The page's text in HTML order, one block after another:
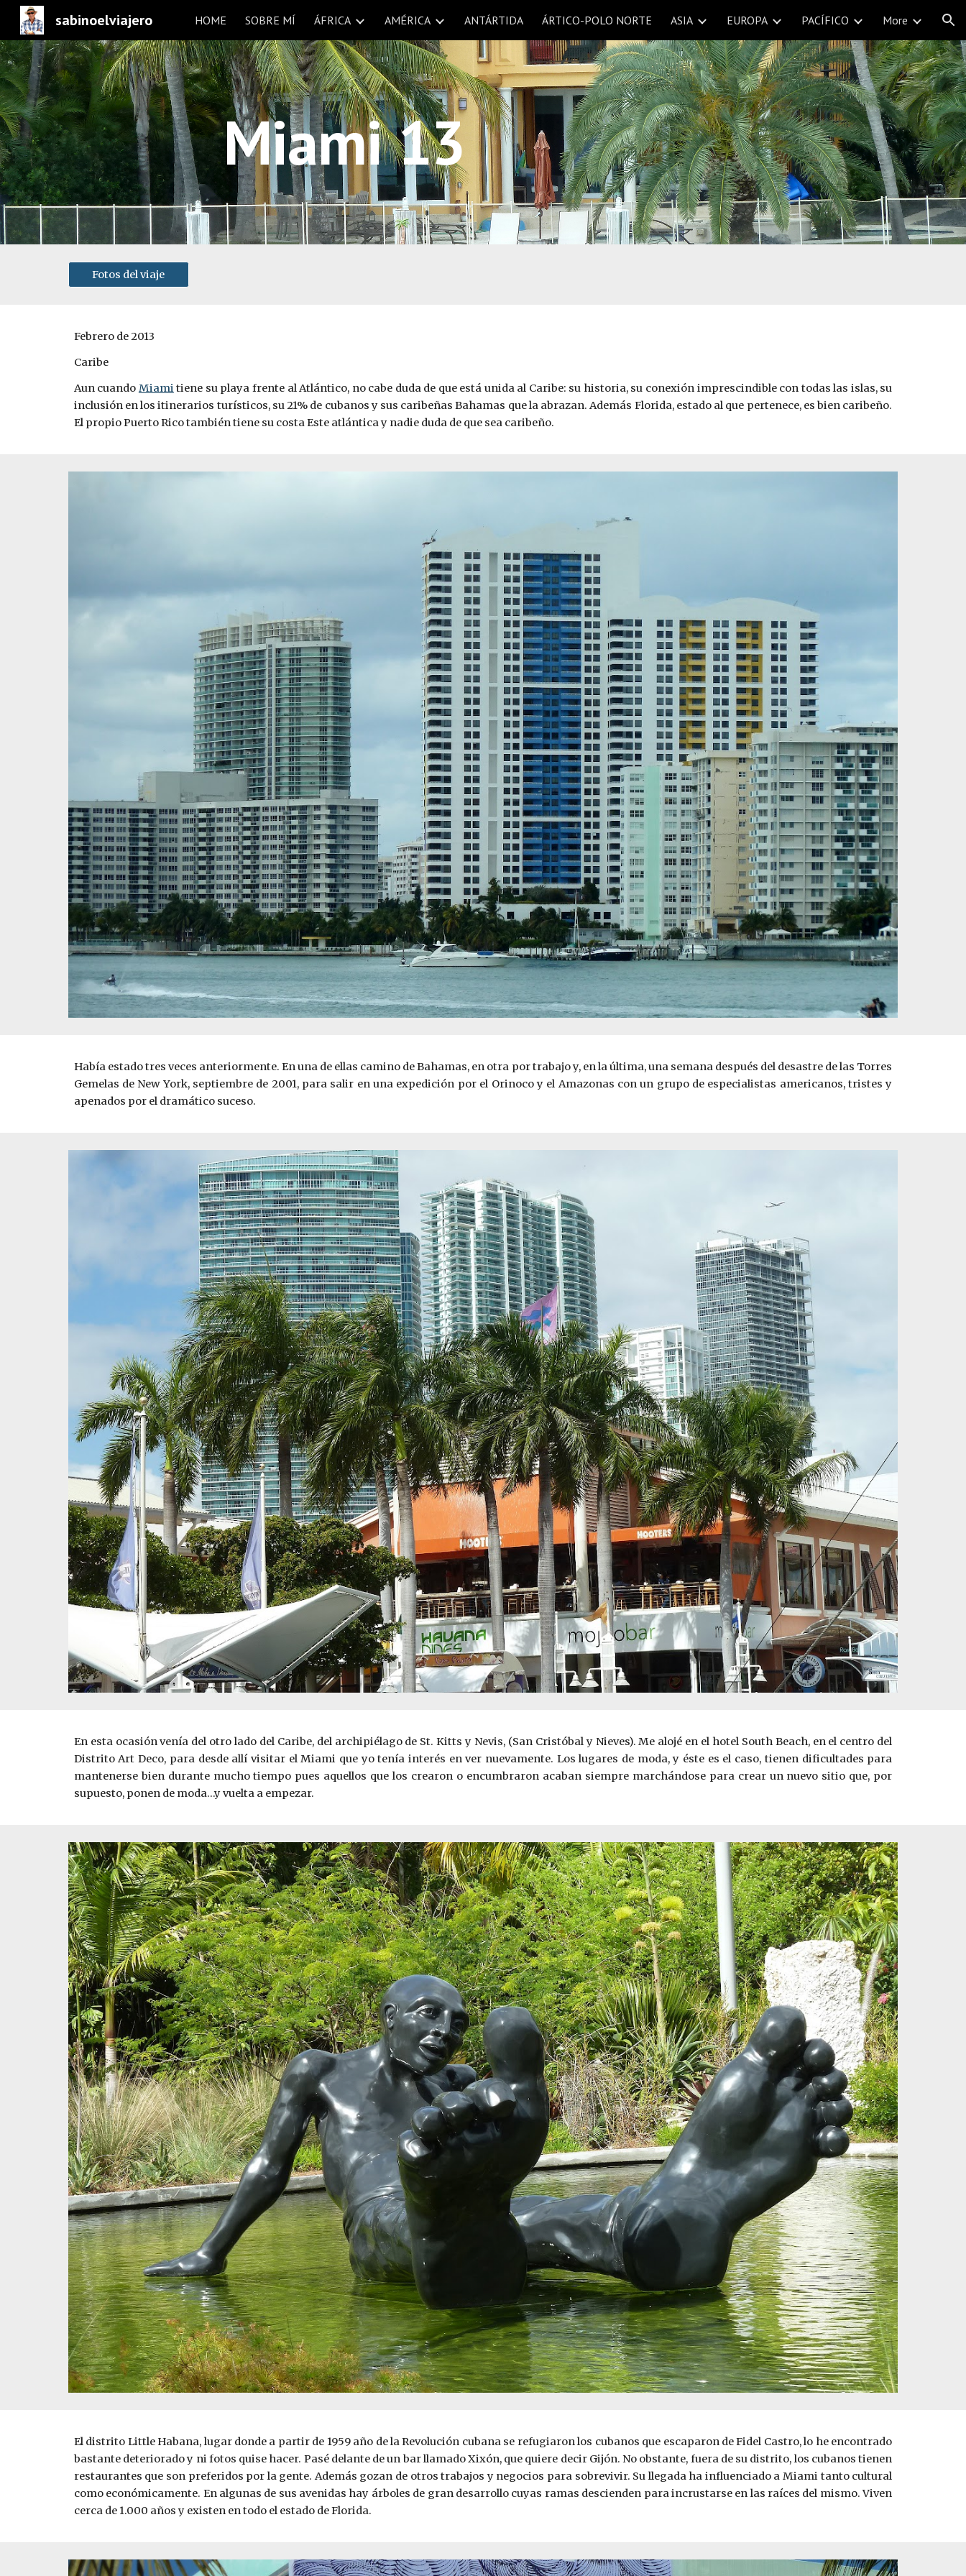
Skip to main content Skip to navigation
sabinoelviajero HOME SOBRE MÍ ÁFRICA AMÉRICA ANTÁRTIDA ÁRTICO-POLO NORTE ASIA EUROPA PACÍFICO More
Miami 13
Fotos del viaje
Febrero de 2013
Caribe
Aun cuando Miamitiene su playa frente al Atlántico, no cabe duda de que está unida al Caribe: su historia, su conexión imprescindible con todas las islas, su
inclusión en los itinerarios turísticos, su 21% de cubanos y sus caribeñas Bahamas que la abrazan. Además Florida, estado al que pertenece, es bien caribeño.
El propio Puerto Rico también tiene su costa Este atlántica y nadie duda de que sea caribeño.
Había estado tres veces anteriormente. En una de ellas camino de Bahamas, en otra por trabajo y, en la última, una semana después del desastre de las Torres
Gemelas de New York, septiembre de 2001, para salir en una expedición por el Orinoco y el Amazonas con un grupo de especialistas americanos, tristes y
apenados por el dramático suceso.
En esta ocasión venía del otro lado del Caribe, del archipiélago de St. Kitts y Nevis, (San Cristóbal y Nieves). Me alojé en el hotel South Beach, en el centro del
Distrito Art Deco, para desde allí visitar el Miami que yo tenía interés en ver nuevamente. Los lugares de moda, y éste es el caso, tienen dificultades para
mantenerse bien durante mucho tiempo pues aquellos que los crearon o encumbraron acaban siempre marchándose para crear un nuevo sitio que, por
supuesto, ponen de moda…y vuelta a empezar.
El distrito Little Habana, lugar donde a partir de 1959 año de la Revolución cubana se refugiaron los cubanos que escaparon de Fidel Castro, lo he encontrado
bastante deteriorado y ni fotos quise hacer. Pasé delante de un bar llamado Xixón, que quiere decir Gijón. No obstante, fuera de su distrito, los cubanos tienen
restaurantes que son preferidos por la gente. Además gozan de otros trabajos y negocios para sobrevivir. Su llegada ha influenciado a Miami tanto cultural
como económicamente. En algunas de sus avenidas hay árboles de gran desarrollo cuyas ramas descienden para incrustarse en las raíces del mismo. Viven
cerca de 1.000 años y existen en todo el estado de Florida.